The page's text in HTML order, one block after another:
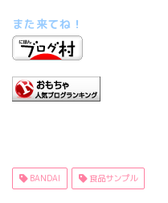
また来てね！
BANDAI 食品サンプル